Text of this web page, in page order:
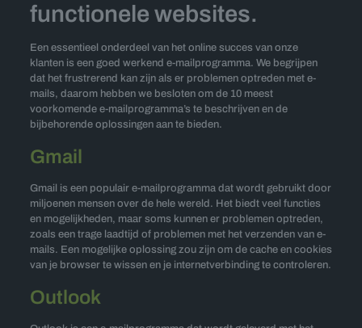
functionele websites.
Een essentieel onderdeel van het online succes van onze
klanten is een goed werkend e-mailprogramma. We begrijpen
dat het frustrerend kan zijn als er problemen optreden met e-
mails, daarom hebben we besloten om de 10 meest
voorkomende e-mailprogramma’s te beschrijven en de
bijbehorende oplossingen aan te bieden.
Gmail
Gmail is een populair e-mailprogramma dat wordt gebruikt door
miljoenen mensen over de hele wereld. Het biedt veel functies
en mogelijkheden, maar soms kunnen er problemen optreden,
zoals een trage laadtijd of problemen met het verzenden van e-
mails. Een mogelijke oplossing zou zijn om de cache en cookies
van je browser te wissen en je internetverbinding te controleren.
Outlook